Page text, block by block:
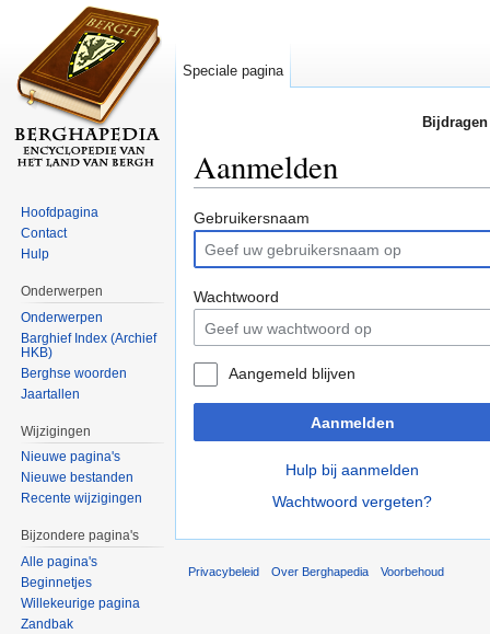
Aanmelden
Gebruikersnaam
Wachtwoord
Aangemeld blijven
Aanmelden
Hulp bij aanmelden
Wachtwoord vergeten?
Speciale pagina
Hoofdpagina
Contact
Hulp
Onderwerpen
Onderwerpen
Barghief Index (Archief
HKB)
Berghse woorden
Jaartallen
Wijzigingen
Nieuwe pagina's
Nieuwe bestanden
Recente wijzigingen
Bijzondere pagina's
Alle pagina's
Beginnetjes
Willekeurige pagina
Zandbak
Privacybeleid Over Berghapedia Voorbehoud